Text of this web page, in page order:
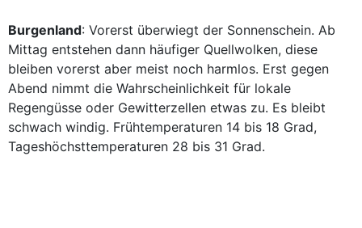
Burgenland: Vorerst überwiegt der Sonnenschein. Ab
Mittag entstehen dann häufiger Quellwolken, diese
bleiben vorerst aber meist noch harmlos. Erst gegen
Abend nimmt die Wahrscheinlichkeit für lokale
Regengüsse oder Gewitterzellen etwas zu. Es bleibt
schwach windig. Frühtemperaturen 14 bis 18 Grad,
Tageshöchsttemperaturen 28 bis 31 Grad.